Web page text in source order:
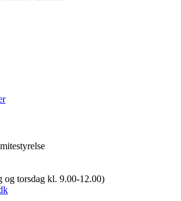
og torsdag kl. 9.00-12.00)